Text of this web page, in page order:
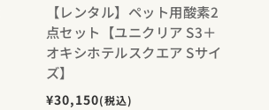
【レンタル】ペット用酸素2
点セット【ユニクリア S3＋
オキシホテルスクエア Sサイ
ズ】
¥30,150(税込)